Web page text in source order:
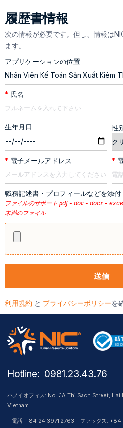
履歴書情報
次の情報が必要です。但し、情報は
ます。
アプリケーションの位置
* 氏名
生年月日 性
* 電子メールアドレス *
職務記述書・プロフィールなどを添
ファイルのサポート pdf - doc - docx -
未満のファイル
利用規約 と プライバシーポリシーを
Hotline: ​ 0981.23.43.76
ハノイオフィス: No. 3A Thi Sach Street, Hai
Vietnam
– 電話: +84 24 3971 2763 – ファックス: